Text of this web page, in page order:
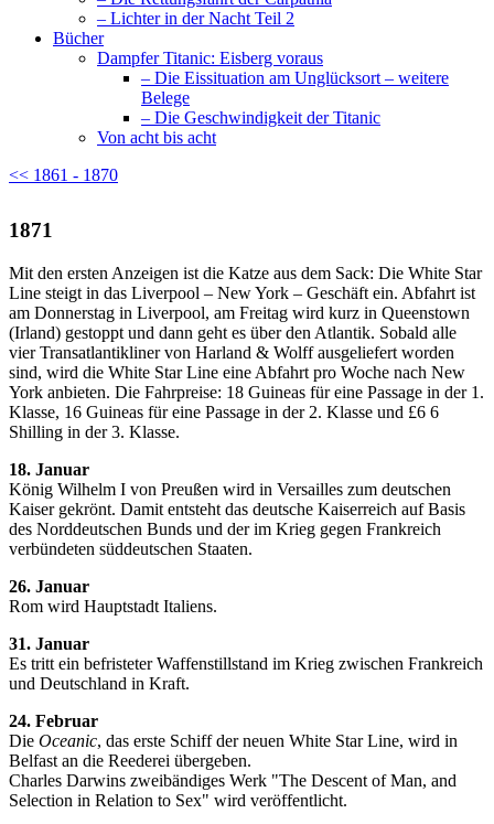
– Lichter in der Nacht Teil 2
Bücher
Dampfer Titanic: Eisberg voraus
– Die Eissituation am Unglücksort – weitere
Belege
– Die Geschwindigkeit der Titanic
Von acht bis acht
<< 1861 - 1870
1871
Mit den ersten Anzeigen ist die Katze aus dem Sack: Die White Star
Line steigt in das Liverpool – New York – Geschäft ein. Abfahrt ist
am Donnerstag in Liverpool, am Freitag wird kurz in Queenstown
(Irland) gestoppt und dann geht es über den Atlantik. Sobald alle
vier Transatlantikliner von Harland & Wolff ausgeliefert worden
sind, wird die White Star Line eine Abfahrt pro Woche nach New
York anbieten. Die Fahrpreise: 18 Guineas für eine Passage in der 1.
Klasse, 16 Guineas für eine Passage in der 2. Klasse und £6 6
Shilling in der 3. Klasse.
18. Januar
König Wilhelm I von Preußen wird in Versailles zum deutschen
Kaiser gekrönt. Damit entsteht das deutsche Kaiserreich auf Basis
des Norddeutschen Bunds und der im Krieg gegen Frankreich
verbündeten süddeutschen Staaten.
26. Januar
Rom wird Hauptstadt Italiens.
31. Januar
Es tritt ein befristeter Waffenstillstand im Krieg zwischen Frankreich
und Deutschland in Kraft.
24. Februar
Die Oceanic, das erste Schiff der neuen White Star Line, wird in
Belfast an die Reederei übergeben.
Charles Darwins zweibändiges Werk "The Descent of Man, and
Selection in Relation to Sex" wird veröffentlicht.